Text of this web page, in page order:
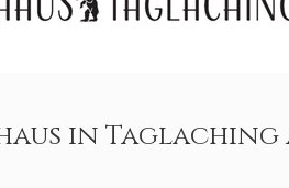
in Taglaching